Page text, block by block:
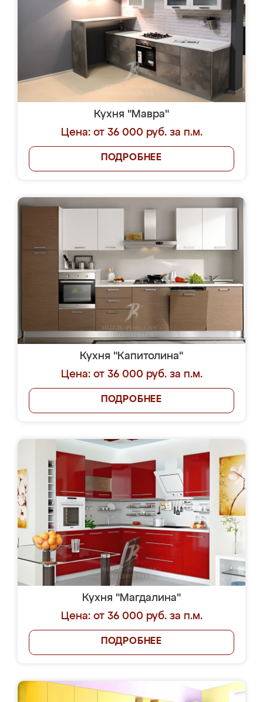
Кухня "Мавра"
Цена: от 36 000 руб. за п.м.
ПОДРОБНЕЕ
Кухня "Капитолина"
Цена: от 36 000 руб. за п.м.
ПОДРОБНЕЕ
Кухня "Магдалина"
Цена: от 36 000 руб. за п.м.
ПОДРОБНЕЕ